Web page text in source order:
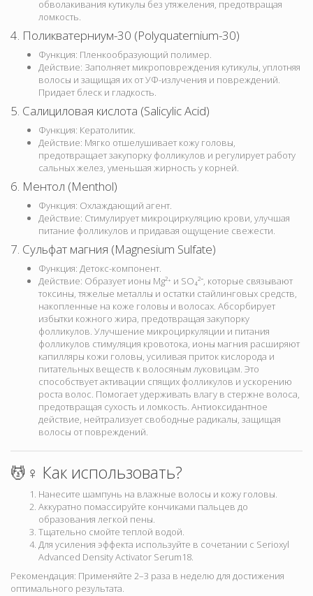
обволакивания кутикулы без утяжеления, предотвращая
ломкость.
4. Поликватерниум-30 (Polyquaternium-30)
Функция: Пленкообразующий полимер.
Действие: Заполняет микроповреждения кутикулы, уплотняя
волосы и защищая их от УФ-излучения и повреждений.
Придает блеск и гладкость.
5. Салициловая кислота (Salicylic Acid)
Функция: Кератолитик.
Действие: Мягко отшелушивает кожу головы,
предотвращает закупорку фолликулов и регулирует работу
сальных желез, уменьшая жирность у корней.
6. Ментол (Menthol)
Функция: Охлаждающий агент.
Действие: Стимулирует микроциркуляцию крови, улучшая
питание фолликулов и придавая ощущение свежести.
7. Сульфат магния (Magnesium Sulfate)
Функция: Детокс-компонент.
Действие: Образует ионы Mg²⁺ и SO₄²⁻, которые связывают
токсины, тяжелые металлы и остатки стайлинговых средств,
накопленные на коже головы и волосах. Абсорбирует
избытки кожного жира, предотвращая закупорку
фолликулов. Улучшение микроциркуляции и питания
фолликулов стимуляция кровотока, ионы магния расширяют
капилляры кожи головы, усиливая приток кислорода и
питательных веществ к волосяным луковицам. Это
способствует активации спящих фолликулов и ускорению
роста волос. Помогает удерживать влагу в стержне волоса,
предотвращая сухость и ломкость. Антиоксидантное
действие, нейтрализует свободные радикалы, защищая
волосы от повреждений.
💆♀️ Как использовать?
Нанесите шампунь на влажные волосы и кожу головы.
Аккуратно помассируйте кончиками пальцев до
образования легкой пены.
Тщательно смойте теплой водой.
Для усиления эффекта используйте в сочетании с Serioxyl
Advanced Density Activator Serum18.
Рекомендация: Применяйте 2–3 раза в неделю для достижения
оптимального результата.